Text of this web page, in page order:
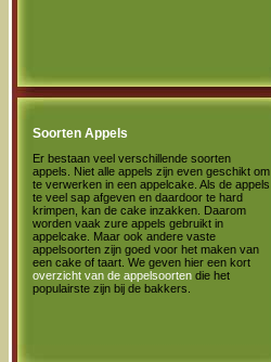
Soorten Appels
Er bestaan veel verschillende soorten
appels. Niet alle appels zijn even geschikt om
te verwerken in een appelcake. Als de appels
te veel sap afgeven en daardoor te hard
krimpen, kan de cake inzakken. Daarom
worden vaak zure appels gebruikt in
appelcake. Maar ook andere vaste
appelsoorten zijn goed voor het maken van
een cake of taart. We geven hier een kort
overzicht van de appelsoorten die het
populairste zijn bij de bakkers.